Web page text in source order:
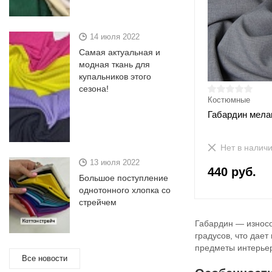
14 июля 2022
Самая актуальная и
модная ткань для
купальников этого
сезона!
13 июля 2022
Большое поступление
однотонного хлопка со
стрейчем
Все новости
Костюмные
Габардин
Нет в
440 руб.
Габардин —
градусов, что
предметы